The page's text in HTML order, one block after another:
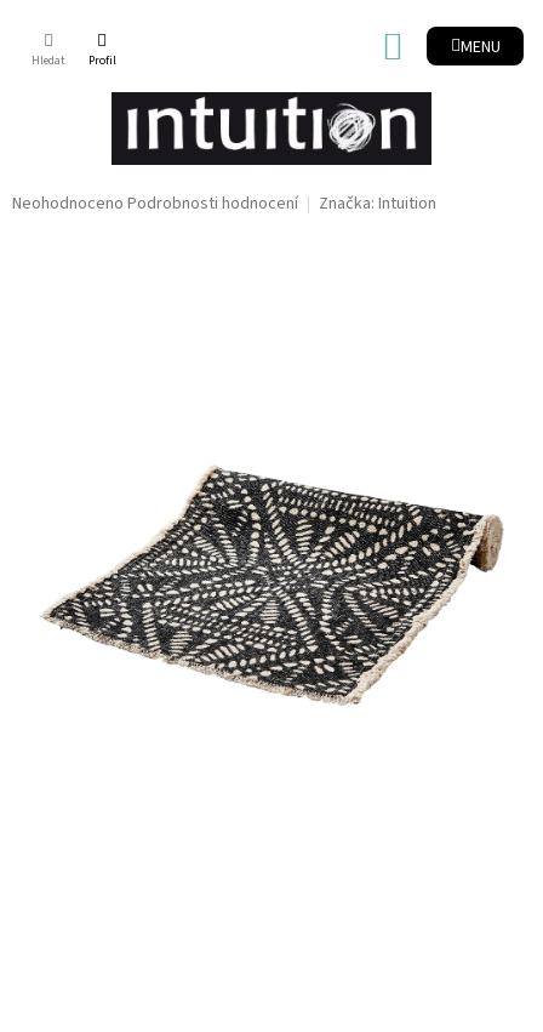
obsah
NÁKUPNÍ
KOŠÍK
Průměrné
Neohodnoceno Podrobnosti hodnocení Značka: Intuition